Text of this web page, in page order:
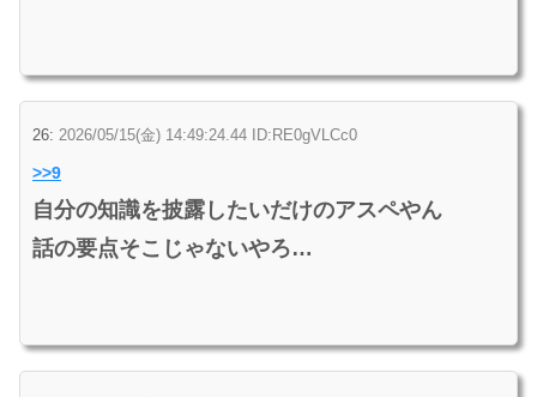
26: 2026/05/15(金) 14:49:24.44 ID:RE0gVLCc0
>>9
自分の知識を披露したいだけのアスペやん
話の要点そこじゃないやろ…